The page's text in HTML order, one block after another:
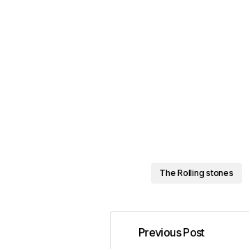
The Rolling stones
Previous Post